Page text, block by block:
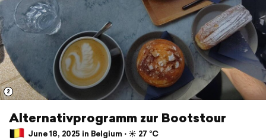
2
Alternativprogramm zur Bootstour
June 18, 2025 in Belgium ⋅ ☀️ 27 °C